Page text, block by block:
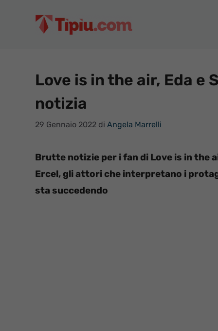
Love is in the air, Eda
notizia
29 Gennaio 2022 di Angela Marrelli
Brutte notizie per i fan di Love is in the
Ercel, gli attori che interpretano i
sta succedendo